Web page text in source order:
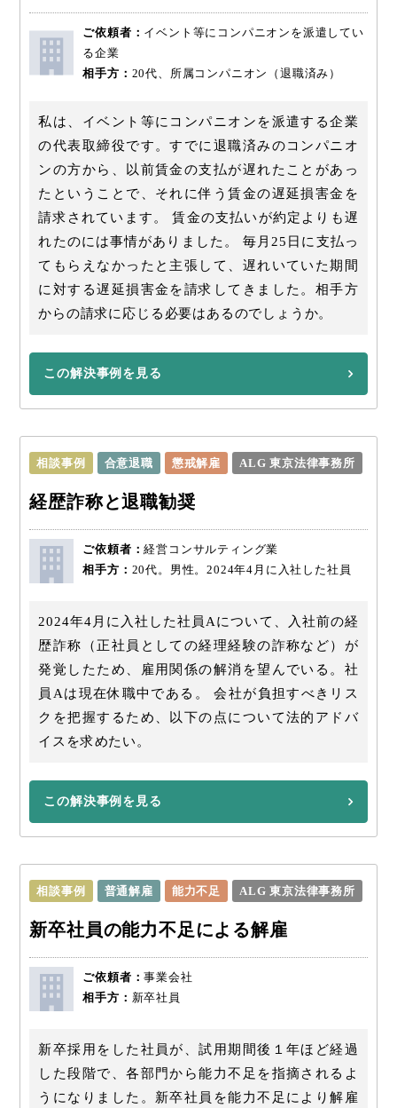
ご依頼者： イベント等にコンパニオンを派遣してい
る企業
相手方： 20代、所属コンパニオン（退職済み）
私は、イベント等にコンパニオンを派遣する企業
の代表取締役です。すでに退職済みのコンパニオ
ンの方から、以前賃金の支払が遅れたことがあっ
たということで、それに伴う賃金の遅延損害金を
請求されています。 賃金の支払いが約定よりも遅
れたのには事情がありました。 毎月25日に支払っ
てもらえなかったと主張して、遅れいていた期間
に対する遅延損害金を請求してきました。相手方
からの請求に応じる必要はあるのでしょうか。
この解決事例を見る
相談事例 合意退職 懲戒解雇 ALG 東京法律事務所
経歴詐称と退職勧奨
ご依頼者：経営コンサルティング業
相手方： 20代。男性。2024年4月に入社した社員
2024年4月に入社した社員Aについて、入社前の経
歴詐称（正社員としての経理経験の詐称など）が
発覚したため、雇用関係の解消を望んでいる。社
員Aは現在休職中である。 会社が負担すべきリス
クを把握するため、以下の点について法的アドバ
イスを求めたい。
この解決事例を見る
相談事例 普通解雇 能力不足 ALG 東京法律事務所
新卒社員の能力不足による解雇
ご依頼者：事業会社
相手方： 新卒社員
新卒採用をした社員が、試用期間後１年ほど経過
した段階で、各部門から能力不足を指摘されるよ
うになりました。新卒社員を能力不足により解雇